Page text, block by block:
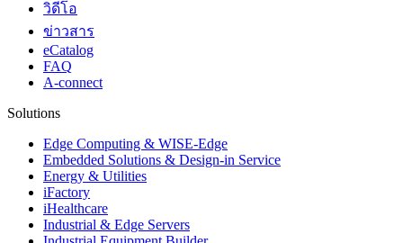
วิดีโอ
ข่าวสาร
eCatalog
FAQ
A-connect
Solutions
Edge Computing & WISE-Edge
Embedded Solutions & Design-in Service
Energy & Utilities
iFactory
iHealthcare
Industrial & Edge Servers